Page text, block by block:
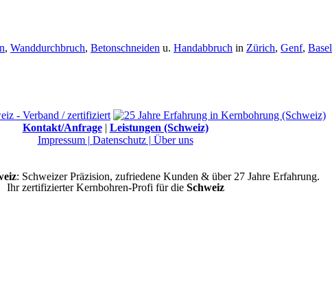
, Wanddurchbruch, Betonschneiden u. Handabbruch in Zürich, Genf, Basel
Kontakt/Anfrage| Leistungen (Schweiz)
Impressum | Datenschutz | Über uns
: Schweizer Präzision, zufriedene Kunden & über 27 Jahre Erfahrung.
Ihr zertifizierter Kernbohren-Profi für die Schweiz